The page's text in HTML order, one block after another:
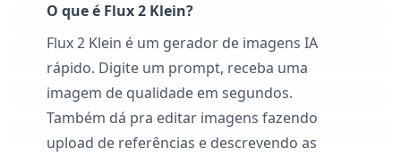
O que é Flux 2 Klein?
Flux 2 Klein é um gerador de imagens IA
rápido. Digite um prompt, receba uma
imagem de qualidade em segundos.
Também dá pra editar imagens fazendo
upload de referências e descrevendo as